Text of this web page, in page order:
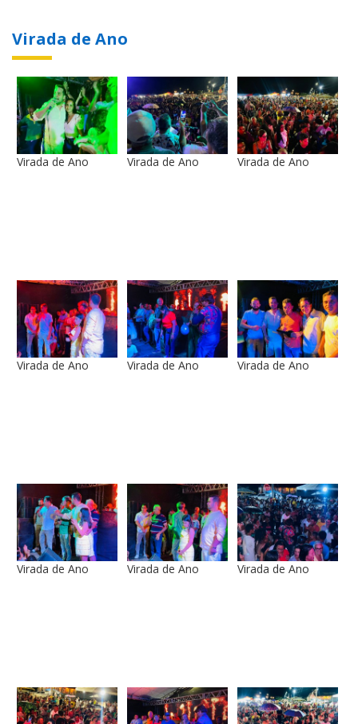
Virada de Ano
Virada de Ano Virada de Ano Virada de Ano
Virada de Ano Virada de Ano Virada de Ano
Virada de Ano Virada de Ano Virada de Ano